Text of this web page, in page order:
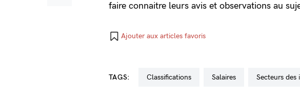
faire connaitre leurs avis et observations au
Ajouter aux articles favoris
TAGS: classifications salaires secteurs